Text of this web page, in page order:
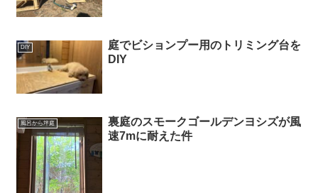
DIY
庭でビションプー用のトリミング台を
DIY
風呂から坪庭
裏庭のスモークゴールデンヨシズが風
速7mに耐えた件